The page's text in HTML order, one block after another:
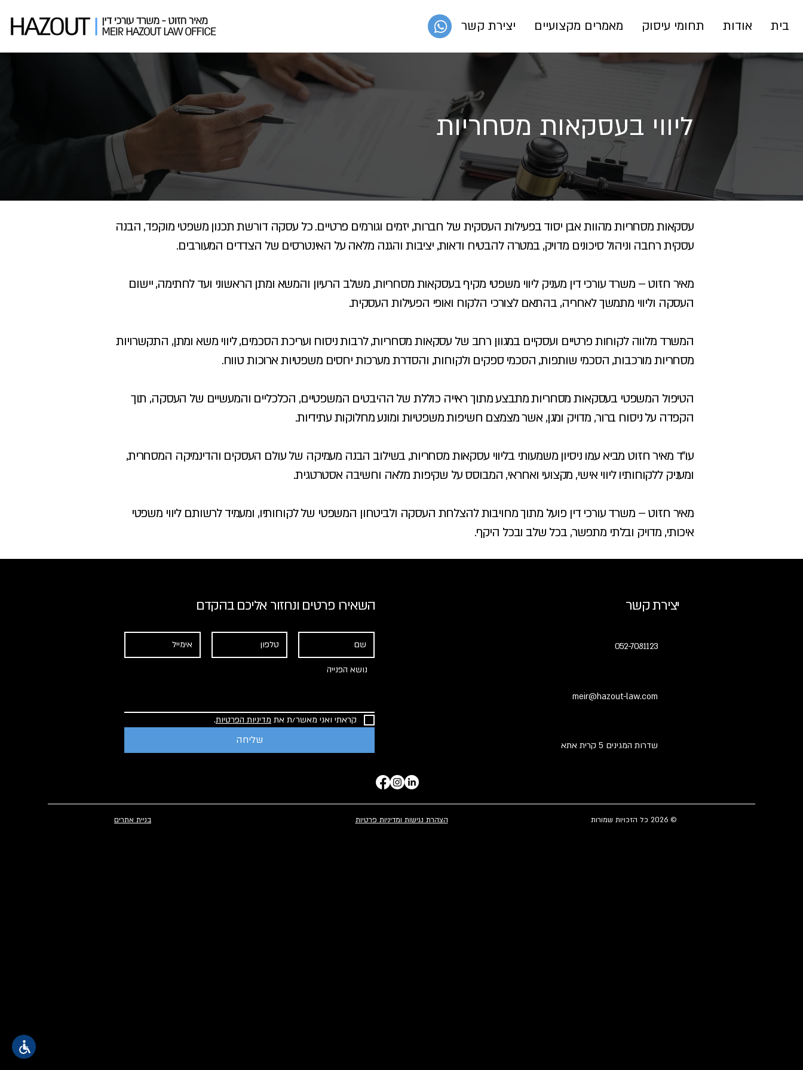
בית אודות תחומי עיסוק מאמרים מקצועיים יצירת קשר
ליווי בעסקאות מסחריות
עסקאות מסחריות מהוות אבן יסוד בפעילות העסקית של חברות, יזמים וגורמים פרטיים. כל עסקה דורשת תכנון משפטי מוקפד, הבנה
עסקית רחבה וניהול סיכונים מדויק, במטרה להבטיח ודאות, יציבות והגנה מלאה על האינטרסים של הצדדים המעורבים.
מאיר חזוט – משרד עורכי דין מעניק ליווי משפטי מקיף בעסקאות מסחריות, משלב הרעיון והמשא ומתן הראשוני ועד לחתימה, יישום
העסקה וליווי מתמשך לאחריה, בהתאם לצורכי הלקוח ואופי הפעילות העסקית.
המשרד מלווה לקוחות פרטיים ועסקיים במגוון רחב של עסקאות מסחריות, לרבות ניסוח ועריכת הסכמים, ליווי משא ומתן, התקשרויות
מסחריות מורכבות, הסכמי שותפות, הסכמי ספקים ולקוחות, והסדרת מערכות יחסים משפטיות ארוכות טווח.
הטיפול המשפטי בעסקאות מסחריות מתבצע מתוך ראייה כוללת של ההיבטים המשפטיים, הכלכליים והמעשיים של העסקה, תוך
הקפדה על ניסוח ברור, מדויק ומגן, אשר מצמצם חשיפות משפטיות ומונע מחלוקות עתידיות.
עו״ד מאיר חזוט מביא עמו ניסיון משמעותי בליווי עסקאות מסחריות, בשילוב הבנה מעמיקה של עולם העסקים והדינמיקה המסחרית,
ומעניק ללקוחותיו ליווי אישי, מקצועי ואחראי, המבוסס על שקיפות מלאה וחשיבה אסטרטגית.
מאיר חזוט – משרד עורכי דין פועל מתוך מחויבות להצלחת העסקה ולביטחון המשפטי של לקוחותיו, ומעמיד לרשותם ליווי משפטי
איכותי, מדויק ובלתי מתפשר, בכל שלב ובכל היקף.
השאירו פרטים ונחזור אליכם בהקדם
קראתי ואני מאשר/ת את מדיניות הפרטיות.
שליחה
יצירת קשר
052-7081123
meir@hazout-law.com
שדרות המגינים 5 קרית אתא
בניית אתרים הצהרת נגישות ומדיניות פרטיות © 2026 כל הזכויות שמורות